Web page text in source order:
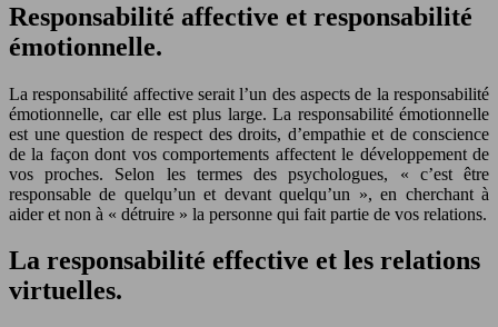
Responsabilité affective et responsabilité
émotionnelle.
La responsabilité affective serait l’un des aspects de la responsabilité
émotionnelle, car elle est plus large. La responsabilité émotionnelle
est une question de respect des droits, d’empathie et de conscience
de la façon dont vos comportements affectent le développement de
vos proches. Selon les termes des psychologues, « c’est être
responsable de quelqu’un et devant quelqu’un », en cherchant à
aider et non à « détruire » la personne qui fait partie de vos relations.
La responsabilité effective et les relations
virtuelles.